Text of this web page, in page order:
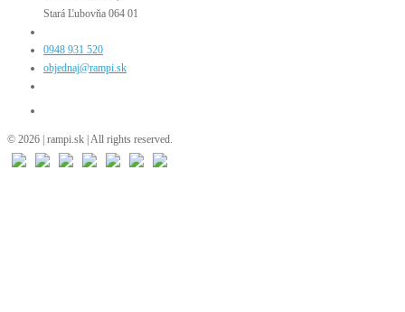
Stará Ľubovňa 064 01
0948 931 520
objednaj@rampi.sk
© 2026 | rampi.sk | All rights reserved.